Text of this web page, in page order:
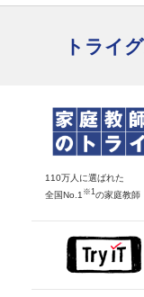
トライ
110万人に選ばれた
全国No.1 ※1 の家庭教師